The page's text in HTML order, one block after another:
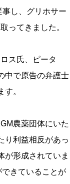
し、グリホサー
ってきました。
ス氏、ピータ
中で原告の弁護士
。
農薬団体にいた
り利益相反があっ
が形成されていま
きていることが